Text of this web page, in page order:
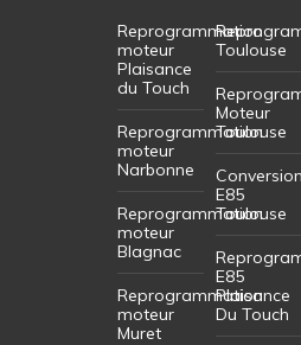
Reprogrammation
moteur
Plaisance
du Touch
Reprogrammation
moteur
Narbonne
Reprogrammation
moteur
Blagnac
Reprogrammation
moteur
Muret
Toulouse
Moteur
Toulouse
Conversion
E85
Toulouse
E85
Plaisance
Du Touch